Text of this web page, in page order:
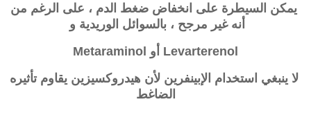
يمكن السيطرة على انخفاض ضغط الدم ، على الرغم من
أنه غير مرجح ، بالسوائل الوريدية و
Levarterenol أو Metaraminol
لا ينبغي استخدام الإبينفرين لأن هيدروكسيزين يقاوم تأثيره
الضاغط